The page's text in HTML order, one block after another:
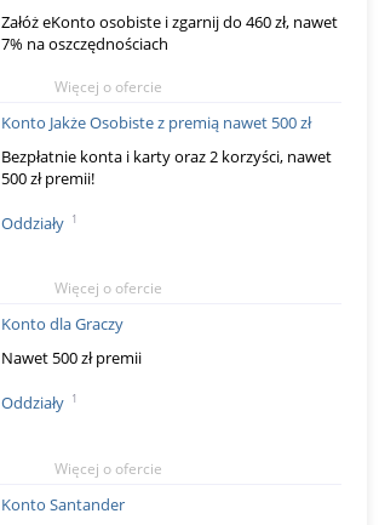
Załóż eKonto osobiste i zgarnij do 460 zł, nawet
7% na oszczędnościach
Więcej o ofercie
Konto Jakże Osobiste z premią nawet 500 zł
Bezpłatnie konta i karty oraz 2 korzyści, nawet
500 zł premii!
Oddziały 1
Więcej o ofercie
Konto dla Graczy
Nawet 500 zł premii
Oddziały 1
Więcej o ofercie
Konto Santander